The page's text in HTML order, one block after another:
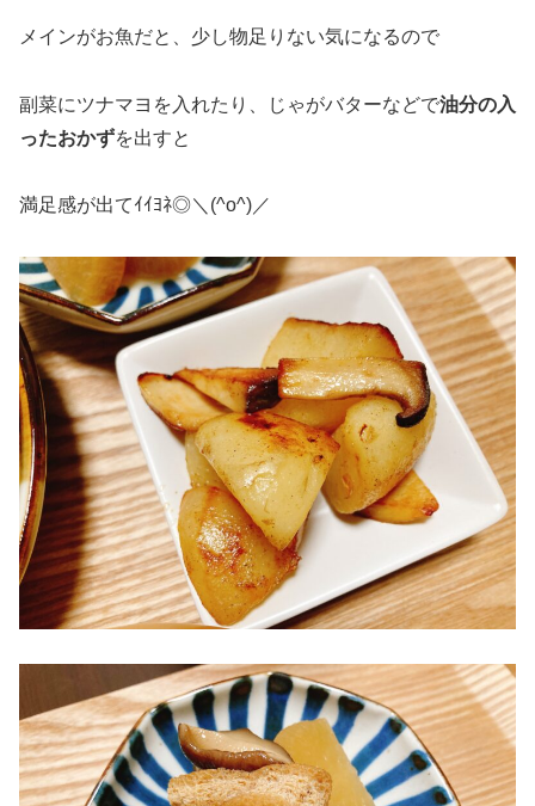
メインがお魚だと、少し物足りない気になるので
副菜にツナマヨを入れたり、じゃがバターなどで油分の入
ったおかずを出すと
満足感が出てｲｲﾖﾈ◎＼(^o^)／